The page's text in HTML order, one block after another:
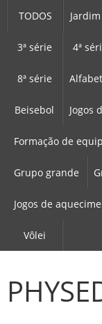
TODOS
3ª série 4ª
8ª série
Beisebol Jogos
Formação de
Grupo grande
Jogos de
Vôlei